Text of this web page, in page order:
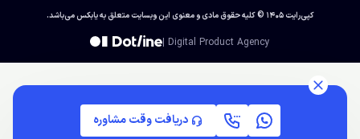
کپی‌رایت ۱۴۰۵ © کلیه حقوق مادی و معنوی این وبسایت متعلق به یابکس می‌باشد.
| Digital Product Agency
دریافت وقت مشاوره